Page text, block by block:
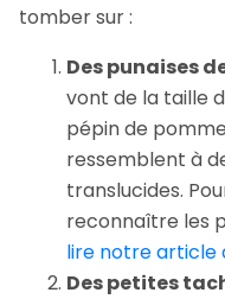
tomber sur :
Des punaises
vont de la taille
pépin de
ressemblent à
translucides.
reconnaître les
lire notre article
Des petites